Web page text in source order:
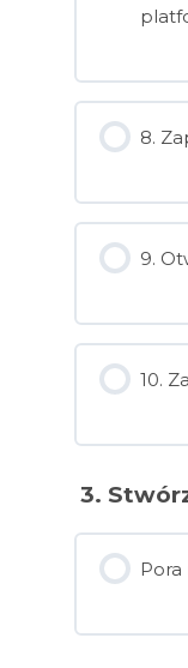
8.
9.
10.
3.
Pora